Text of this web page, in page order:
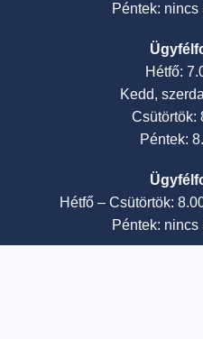
Péntek:
Hétfő:
Kedd,
Csütörtök:
Péntek:
Hétfő – Csütörtök:
Péntek: